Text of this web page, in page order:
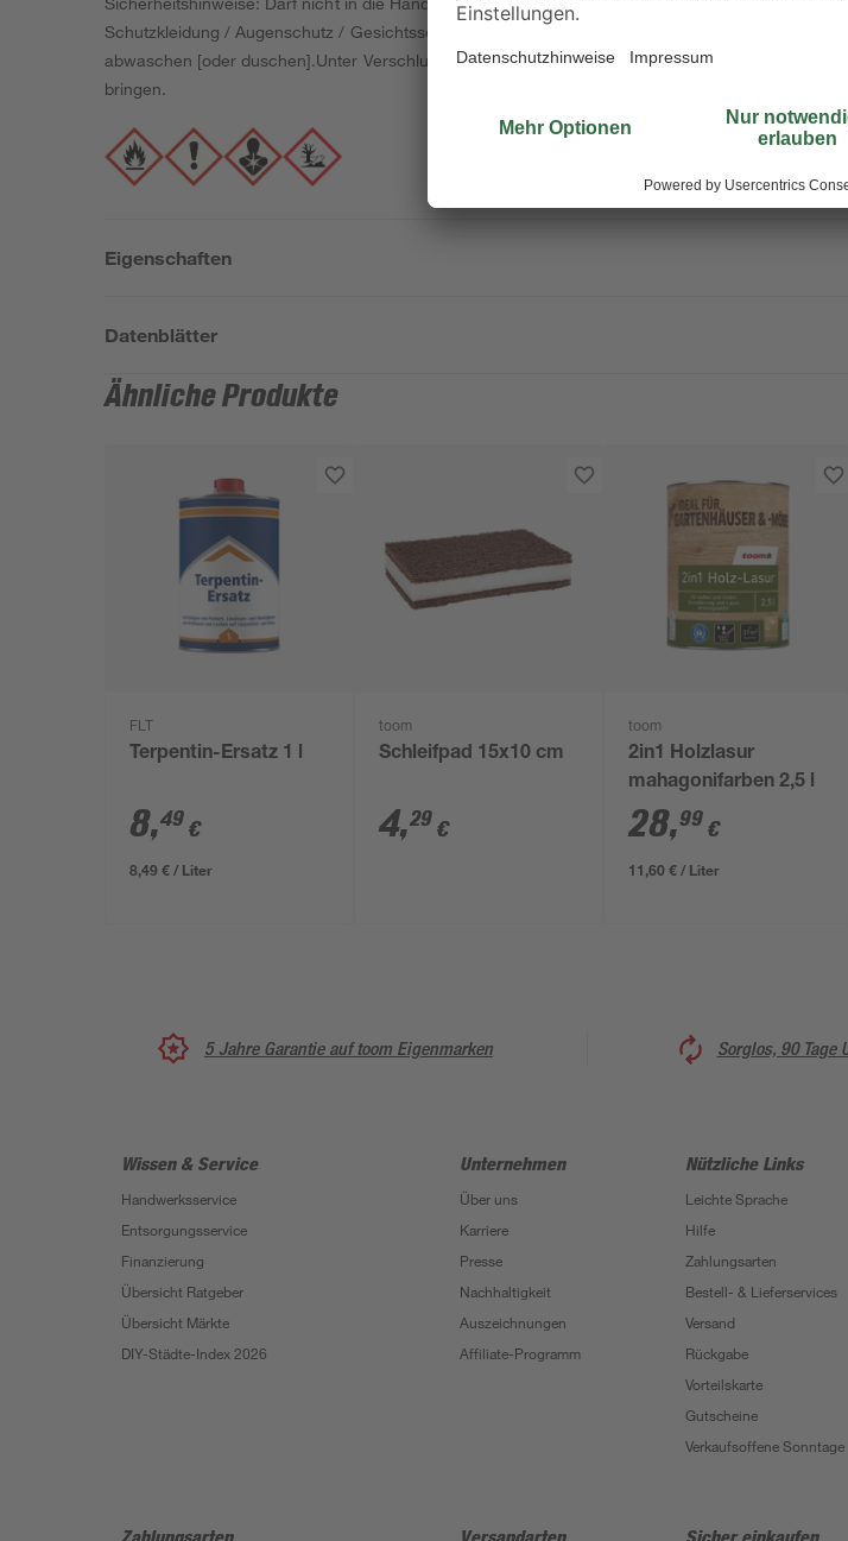
Schutzkleidung / Augenschutz / Gesichtsschutz tragen. Bei Berührung mit der Haut [oder dem
abwaschen [oder duschen].Unter Verschluss aufbewahren. Behälter nur völlig restentleert der
bringen.
Eigenschaften
Datenblätter
Ähnliche Produkte
FLT
Terpentin-Ersatz 1 l
8,49 €
8,49 € / Liter
toom
Schleifpad 15x10 cm
4,29 €
toom
2in1 Holzlasur
mahagonifarben 2,5 l
28,99 €
11,60 € / Liter
5 Jahre Garantie auf toom Eigenmarken Sorglos, 90 Tage
Wissen & Service
Handwerksservice
Entsorgungsservice
Finanzierung
Übersicht Ratgeber
Übersicht Märkte
DIY-Städte-Index 2026
Unternehmen
Über uns
Karriere
Presse
Nachhaltigkeit
Auszeichnungen
Affiliate-Programm
Nützliche Links
Leichte Sprache
Hilfe
Zahlungsarten
Bestell- & Lieferservices
Versand
Rückgabe
Vorteilskarte
Gutscheine
Verkaufsoffene Sonntage
Zahlungsarten Versandarten Sicher einkaufen